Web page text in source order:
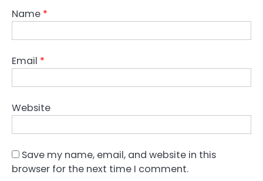
Name *
Email *
Website
Save my name, email, and website in this
browser for the next time I comment.